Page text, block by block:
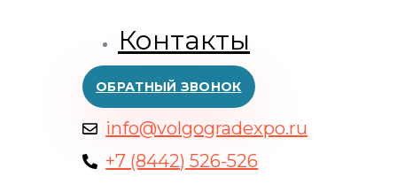
Контакты
ОБРАТНЫЙ ЗВОНОК
info@volgogradexpo.ru
+7 (8442) 526-526